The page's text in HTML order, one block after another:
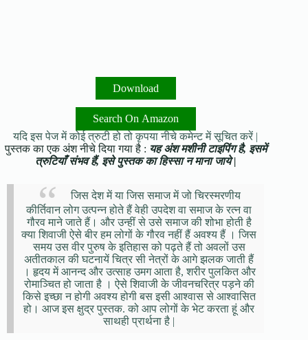
Download
Search On Amazon
यदि इस पेज में कोई त्रुटी हो तो कृपया नीचे कमेन्ट में सूचित करें |
पुस्तक का एक अंश नीचे दिया गया है : यह अंश मशीनी टाइपिंग है, इसमें
त्रुटियाँ संभव हैं, इसे पुस्तक का हिस्सा न माना जाये |
जिस देश में या जिस समाज में जो चिरस्मरणीय
कीर्तिवान लोग उत्पन्न होते हैं वेही उपदेश वा समाज के रत्न वा
गौरव माने जाते हैं। और उन्हीं से उसे समाज की शोभा होती है
क्या शिवाजी ऐसे बीर हम लोगों के गौरव नहीं हैं अवश्य हैं । जिस
समय उस वीर पुरुष के इतिहास को पढ़ते हैं तो अवलों उस
अतीतकाल की घटनायें चित्र सी नेत्रों के आगे झलक जाती हैं
। हृदय में आनन्द और उत्साह उमग आता है, शरीर पुलकित और
रोमाञ्चित हो जाता है । ऐसे शिवाजी के जीवनचरित्र पड़ने की
किसे इच्छा न होगी अवश्य होगी बस इसी आश्वास से आश्वासित
हो। आज इस क्षुद्र पुस्तक. को आप लोगों के भेट करता हूं और
साथही प्रार्थना है |